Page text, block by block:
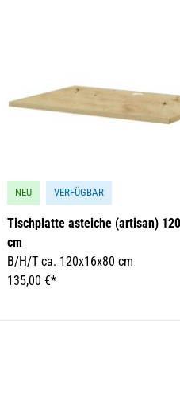
NEU VERFÜGBAR
Tischplatte asteiche (artisan)
cm
B/H/T ca. 120x16x80 cm
135,00 €*